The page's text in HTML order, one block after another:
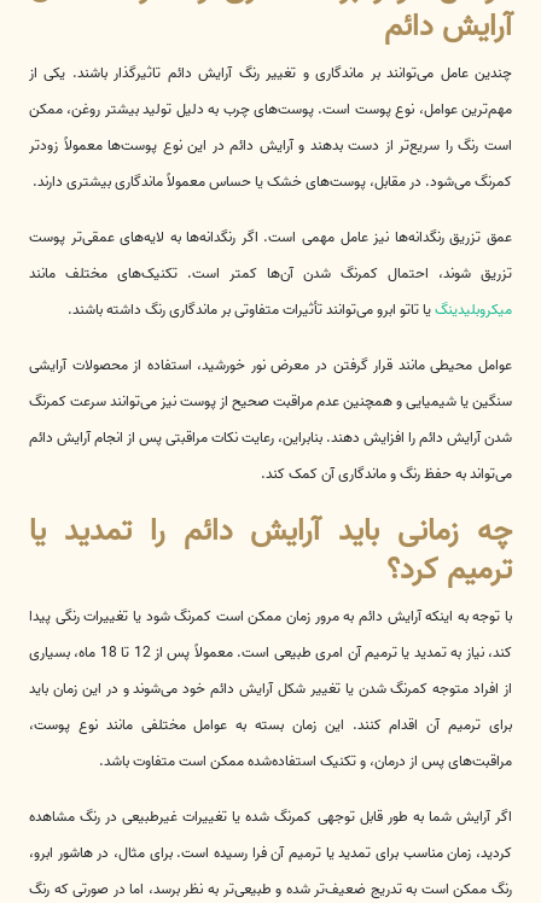
آرایش دائم
چندین عامل می‌توانند بر ماندگاری و تغییر رنگ آرایش دائم تاثیرگذار باشند. یکی از
مهم‌ترین عوامل، نوع پوست است. پوست‌های چرب به دلیل تولید بیشتر روغن، ممکن
است رنگ را سریع‌تر از دست بدهند و آرایش دائم در این نوع پوست‌ها معمولاً زودتر
کمرنگ می‌شود. در مقابل، پوست‌های خشک یا حساس معمولاً ماندگاری بیشتری دارند.
عمق تزریق رنگدانه‌ها نیز عامل مهمی است. اگر رنگدانه‌ها به لایه‌های عمقی‌تر پوست
تزریق شوند، احتمال کمرنگ شدن آن‌ها کمتر است. تکنیک‌های مختلف مانند
میکروبلیدینگیا تاتو ابرو می‌توانند تأثیرات متفاوتی بر ماندگاری رنگ داشته باشند.
عوامل محیطی مانند قرار گرفتن در معرض نور خورشید، استفاده از محصولات آرایشی
سنگین یا شیمیایی و همچنین عدم مراقبت صحیح از پوست نیز می‌توانند سرعت کمرنگ
شدن آرایش دائم را افزایش دهند. بنابراین، رعایت نکات مراقبتی پس از انجام آرایش دائم
می‌تواند به حفظ رنگ و ماندگاری آن کمک کند.
چه زمانی باید آرایش دائم را تمدید یا
ترمیم کرد؟
با توجه به اینکه آرایش دائم به مرور زمان ممکن است کمرنگ شود یا تغییرات رنگی پیدا
کند، نیاز به تمدید یا ترمیم آن امری طبیعی است. معمولاً پس از 12 تا 18 ماه، بسیاری
از افراد متوجه کمرنگ شدن یا تغییر شکل آرایش دائم خود می‌شوند و در این زمان باید
برای ترمیم آن اقدام کنند. این زمان بسته به عوامل مختلفی مانند نوع پوست،
مراقبت‌های پس از درمان، و تکنیک استفاده‌شده ممکن است متفاوت باشد.
اگر آرایش شما به طور قابل توجهی کمرنگ شده یا تغییرات غیرطبیعی در رنگ مشاهده
کردید، زمان مناسب برای تمدید یا ترمیم آن فرا رسیده است. برای مثال، در هاشور ابرو،
رنگ ممکن است به تدریج ضعیف‌تر شده و طبیعی‌تر به نظر برسد، اما در صورتی که رنگ